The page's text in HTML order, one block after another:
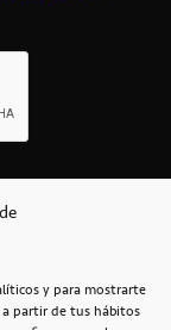
y para mostrarte
partir de tus hábitos